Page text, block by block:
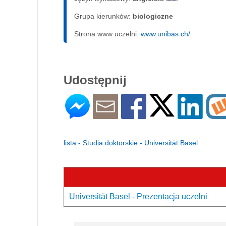
Grupa kierunków: biologiczne
Strona www uczelni: www.unibas.ch/
Udostępnij
lista - Studia doktorskie - Universität Basel
Universität Basel - Prezentacja uczelni